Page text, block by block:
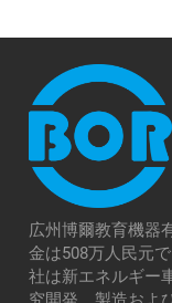
広州博爾教育機器
金は508万人民元
社は新エネルギー